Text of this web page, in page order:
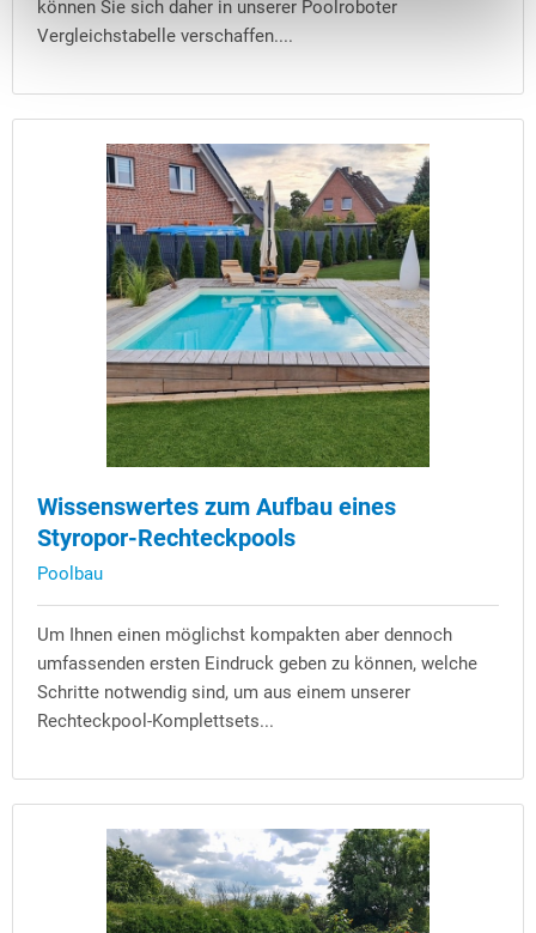
können Sie sich daher in unserer Poolroboter
Vergleichstabelle verschaffen....
Wissenswertes zum Aufbau eines
Styropor-Rechteckpools
Poolbau
Um Ihnen einen möglichst kompakten aber dennoch
umfassenden ersten Eindruck geben zu können, welche
Schritte notwendig sind, um aus einem unserer
Rechteckpool-Komplettsets...